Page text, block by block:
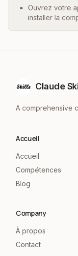
Ouvrez votre
installer la
Claude
A comprehensive
Accueil
Accueil
Compétences
Blog
Company
À propos
Contact